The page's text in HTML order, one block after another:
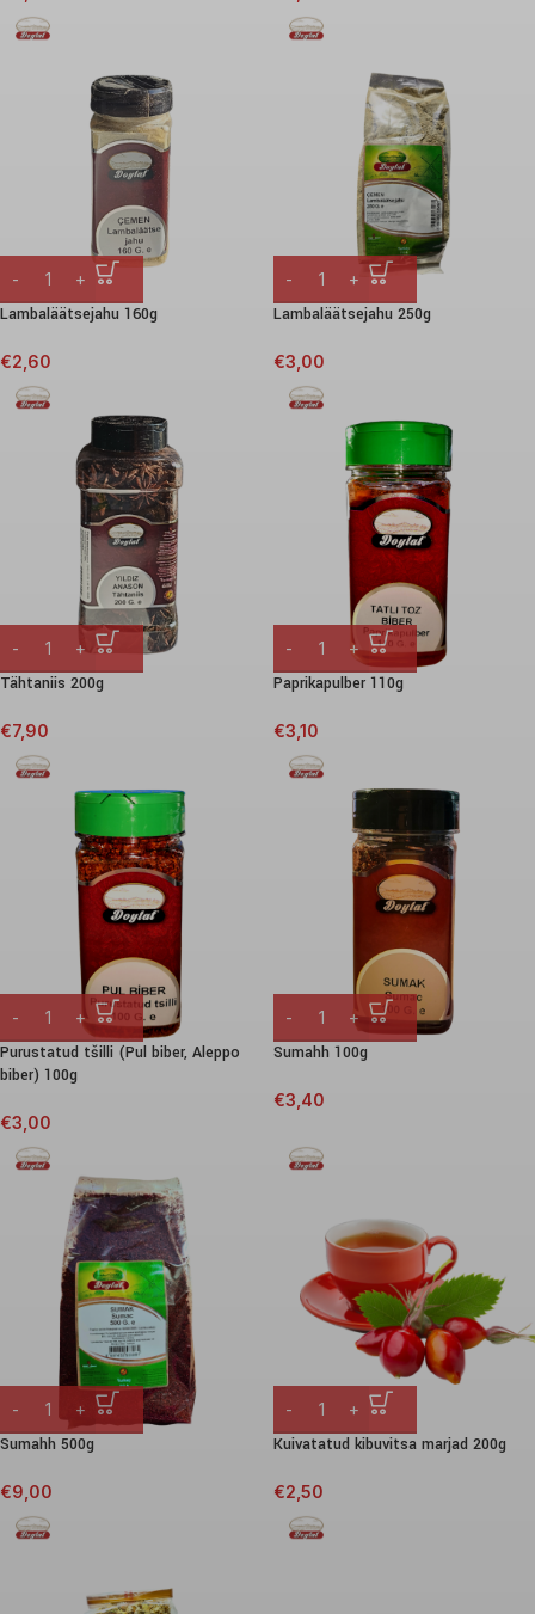
Lambaläätsejahu 160g
€2,60
Lambaläätsejahu 250g
€3,00
Tähtaniis 200g
€7,90
Paprikapulber 110g
€3,10
Purustatud tšilli (Pul biber, Aleppo
biber) 100g
€3,00
Sumahh 100g
€3,40
Sumahh 500g
€9,00
Kuivatatud kibuvitsa marjad 200g
€2,50